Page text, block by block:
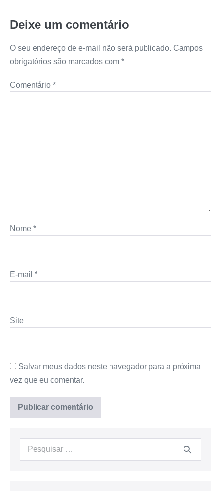
Deixe um comentário
O seu endereço de e-mail não será publicado. Campos
obrigatórios são marcados com *
Comentário *
Nome *
E-mail *
Site
Salvar meus dados neste navegador para a próxima
vez que eu comentar.
Procurar: